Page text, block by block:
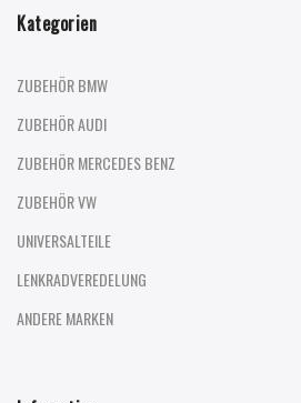
Kategorien
ZUBEHÖR BMW
ZUBEHÖR AUDI
ZUBEHÖR MERCEDES BENZ
ZUBEHÖR VW
UNIVERSALTEILE
LENKRADVEREDELUNG
ANDERE MARKEN